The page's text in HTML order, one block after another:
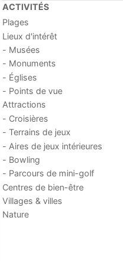
ACTIVITÉS
Plages
Lieux d'intérêt
- Musées
- Monuments
- Églises
- Points de vue
Attractions
- Croisières
- Terrains de jeux
- Aires de jeux intérieures
- Bowling
- Parcours de mini-golf
Centres de bien-être
Villages & villes
Nature